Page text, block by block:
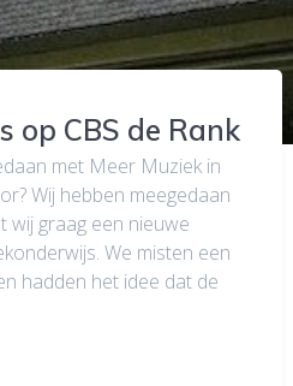
op CBS de Rank
met Meer Muziek in
Wij hebben meegedaan
wij graag een nieuwe
We misten een
hadden het idee dat de